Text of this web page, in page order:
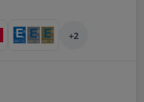
+2